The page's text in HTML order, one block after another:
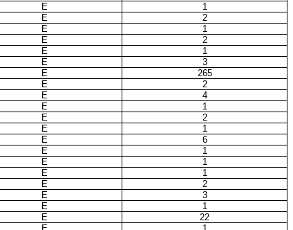
E
1
E
2
E
1
E
2
E
1
E
3
E
265
E
2
E
4
E
1
E
2
E
1
E
6
E
1
E
1
E
1
E
2
E
3
E
1
E
22